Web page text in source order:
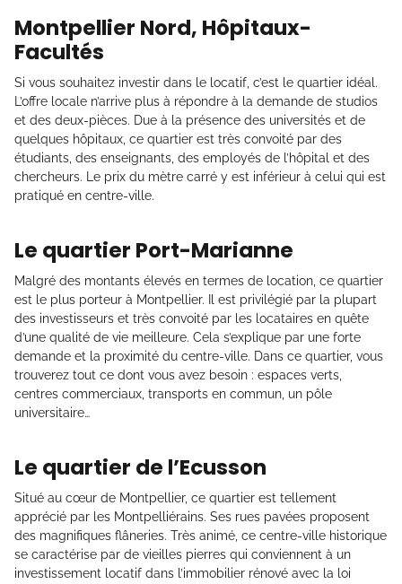
Montpellier Nord, Hôpitaux-
Facultés
Si vous souhaitez investir dans le locatif, c’est le quartier idéal.
L’offre locale n’arrive plus à répondre à la demande de studios
et des deux-pièces. Due à la présence des universités et de
quelques hôpitaux, ce quartier est très convoité par des
étudiants, des enseignants, des employés de l’hôpital et des
chercheurs. Le prix du mètre carré y est inférieur à celui qui est
pratiqué en centre-ville.
Le quartier Port-Marianne
Malgré des montants élevés en termes de location, ce quartier
est le plus porteur à Montpellier. Il est privilégié par la plupart
des investisseurs et très convoité par les locataires en quête
d’une qualité de vie meilleure. Cela s’explique par une forte
demande et la proximité du centre-ville. Dans ce quartier, vous
trouverez tout ce dont vous avez besoin : espaces verts,
centres commerciaux, transports en commun, un pôle
universitaire…
Le quartier de l’Ecusson
Situé au cœur de Montpellier, ce quartier est tellement
apprécié par les Montpelliérains. Ses rues pavées proposent
des magnifiques flâneries. Très animé, ce centre-ville historique
se caractérise par de vieilles pierres qui conviennent à un
investissement locatif dans l’immobilier rénové avec la loi